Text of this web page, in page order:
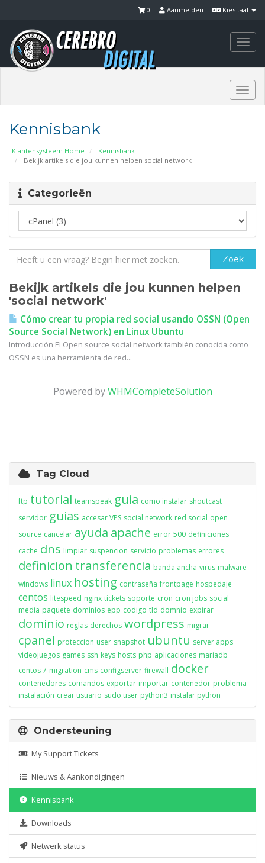
Kies taal
Aanmelden
0
Kennisbank
Klantensysteem Home
Kennisbank
Bekijk artikels die jou kunnen helpen social network
Categorieën
Bekijk artikels die jou kunnen helpen
'social network'
Cómo crear tu propia red social usando OSSN (Open
Source Social Network) en Linux Ubuntu
Introducción El Open source social network también conocida como
OSSN es una herramienta de red...
Powered byWHMCompleteSolution
Tag Cloud
ftp tutorial teamspeak guia como instalar shoutcast
servidor guias accesar VPS social network red social open
source cancelar ayuda apache error 500 definiciones
cache dns limpiar suspencion servicio problemas errores
definicion transferencia banda ancha virus malware
windows linux hosting contraseña frontpage hospedaje
centos litespeed nginx tickets soporte cron cron jobs social
media paquete dominios epp codigo tld domnio expirar
dominio reglas derechos wordpress migrar
cpanel proteccion user snapshot ubuntu server apps
videojuegos games ssh keys hosts php aplicaciones mariadb
centos 7 migration cms configserver firewall docker
contenedores comandos exportar importar contenedor problema
instalación crear usuario sudo user python3 instalar python
Ondersteuning
My Support Tickets
Nieuws & Aankondigingen
Kennisbank
Downloads
Netwerk status